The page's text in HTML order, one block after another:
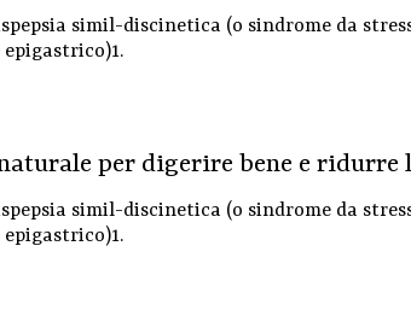
simil-discinetica (o sindrome da
per digerire bene e ridurre
simil-discinetica (o sindrome da